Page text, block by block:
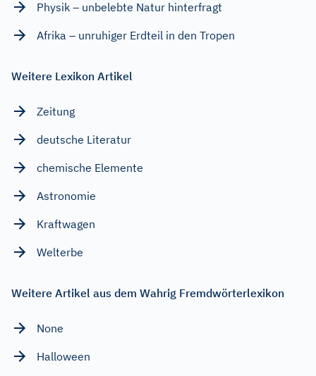
Physik – unbelebte Natur hinterfragt
Afrika – unruhiger Erdteil in den Tropen
Weitere Lexikon Artikel
Zeitung
deutsche Literatur
chemische Elemente
Astronomie
Kraftwagen
Welterbe
Weitere Artikel aus dem Wahrig Fremdwörterlexikon
None
Halloween